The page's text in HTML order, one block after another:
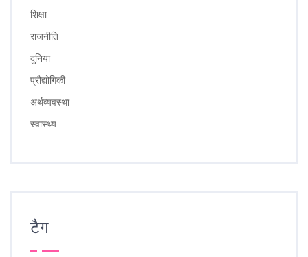
शिक्षा
राजनीति
दुनिया
प्रौद्योगिकी
अर्थव्यवस्था
स्वास्थ्य
टैग